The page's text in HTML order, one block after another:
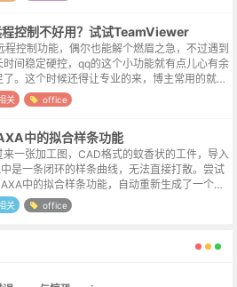
控制不好用？试试TeamViewer
程控制功能，偶尔也能解个燃眉之急，不过遇到
时间稳定硬控，qq的这个小功能就有点儿心有余
了。这个时候还得让专业的来，博主常用的就是
的软件。官网地址https://www.team
关 office
中的拟合样条功能
来一张加工图，CAD格式的蚊香状的工件，导入
是一条闭环的样条曲线，无法直接打散。尝试
中的拟合样条功能，自动重新生成了一个可
图形，严丝合缝。查了一下样条拟合的概念，
杂曲线分为多段,段...
关 office